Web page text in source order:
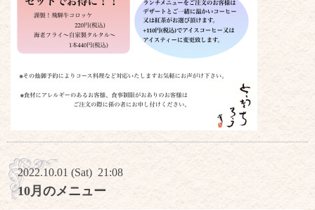
2022.10.01 (Sat) 21:08
10月のメニュー